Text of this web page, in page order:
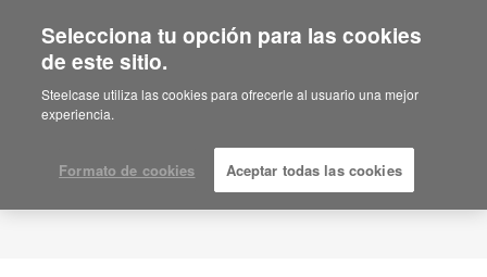
Selecciona tu opción para las cookies
de este sitio.
Steelcase utiliza las cookies para ofrecerle al usuario una mejor
experiencia.
Formato de cookies Aceptar todas las cookies